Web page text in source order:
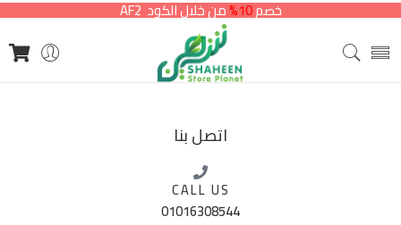
خصم10% من خلال الكود AF2
اتصل بنا
CALL US
01016308544